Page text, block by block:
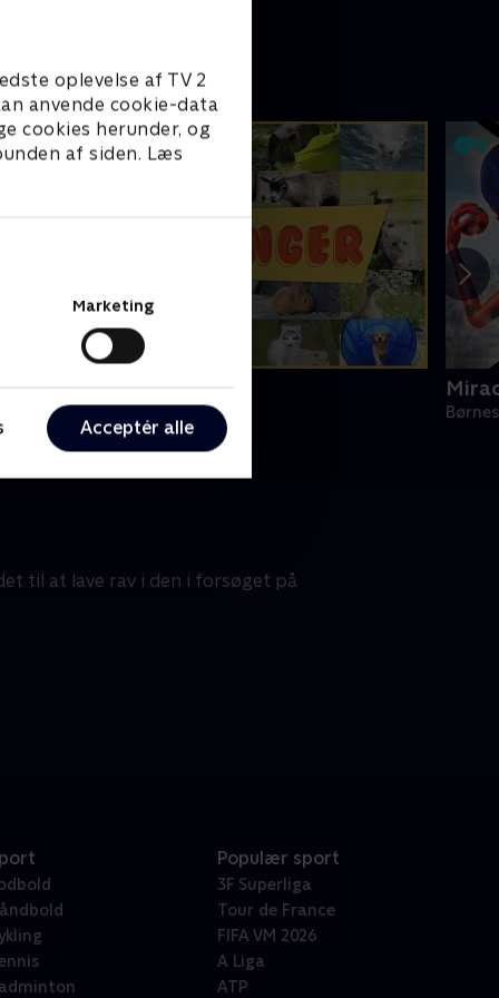
oplevelse af TV 2
anvende cookie-data
cookies herunder, og
af siden. Læs
Marketing
Acceptér alle
unger
• 1 sæsoner
til at lave rav i den i forsøget på
Populær sport
3F Superliga
Tour de France
FIFA VM 2026
A Liga
ATP